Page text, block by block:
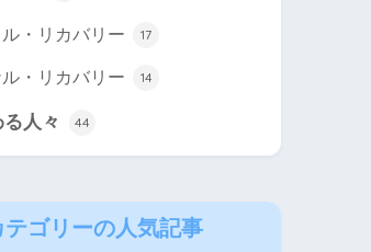
・リカバリー 17
・リカバリー 14
人々 44
テゴリーの人気記事